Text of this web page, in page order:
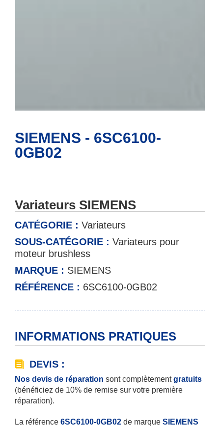
SIEMENS - 6SC6100-
0GB02
Variateurs SIEMENS
CATÉGORIE : Variateurs
SOUS-CATÉGORIE : Variateurs pour
moteur brushless
MARQUE : SIEMENS
RÉFÉRENCE : 6SC6100-0GB02
INFORMATIONS PRATIQUES
DEVIS :
Nos devis de réparation sont complètementgratuits
(bénéficiez de 10% de remise sur votre première
réparation).
La référence 6SC6100-0GB02 de marque SIEMENS